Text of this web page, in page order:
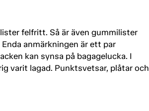
felfritt. Så är även gummilister
anmärkningen är ett par
kan synsa på bagagelucka. I
varit lagad. Punktsvetsar, plåtar och